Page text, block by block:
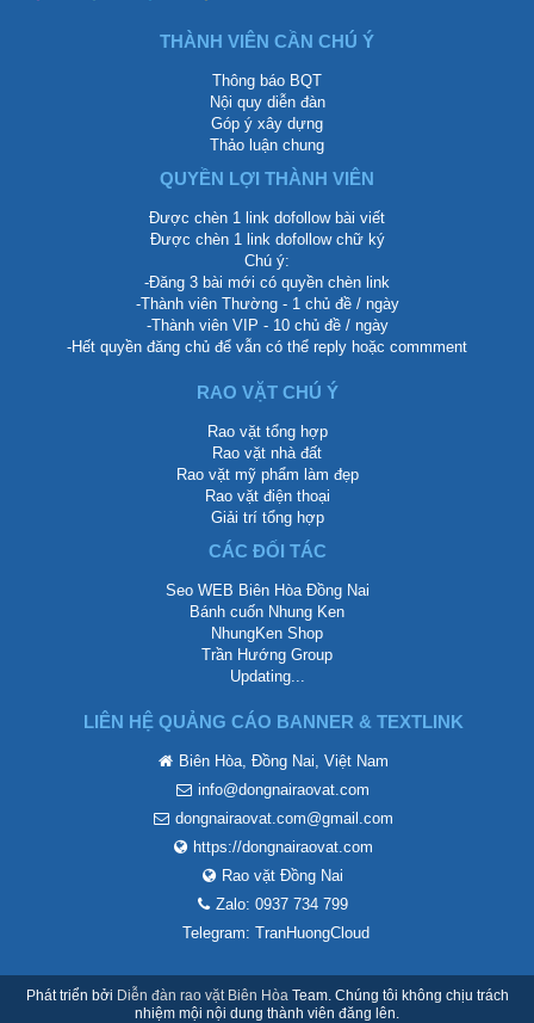
THÀNH VIÊN CẦN CHÚ Ý
Thông báo BQT
Nội quy diễn đàn
Góp ý xây dựng
Thảo luận chung
QUYỀN LỢI THÀNH VIÊN
Được chèn 1 link dofollow bài viết
Được chèn 1 link dofollow chữ ký
Chú ý:
-Đăng 3 bài mới có quyền chèn link
-Thành viên Thường - 1 chủ đề / ngày
-Thành viên VIP - 10 chủ đề / ngày
-Hết quyền đăng chủ để vẫn có thể reply hoặc commment
RAO VẶT CHÚ Ý
Rao vặt tổng hợp
Rao vặt nhà đất
Rao vặt mỹ phẩm làm đẹp
Rao vặt điện thoại
Giải trí tổng hợp
CÁC ĐỐI TÁC
Seo WEB Biên Hòa Đồng Nai
Bánh cuốn Nhung Ken
NhungKen Shop
Trần Hướng Group
Updating...
LIÊN HỆ QUẢNG CÁO BANNER & TEXTLINK
Biên Hòa, Đồng Nai, Việt Nam
info@dongnairaovat.com
dongnairaovat.com@gmail.com
https://dongnairaovat.com
Rao vặt Đồng Nai
Zalo: 0937 734 799
Telegram: TranHuongCloud
Phát triển bởi Diễn đàn rao vặt Biên Hòa Team. Chúng tôi không chịu trách
nhiệm mội nội dung thành viên đăng lên.